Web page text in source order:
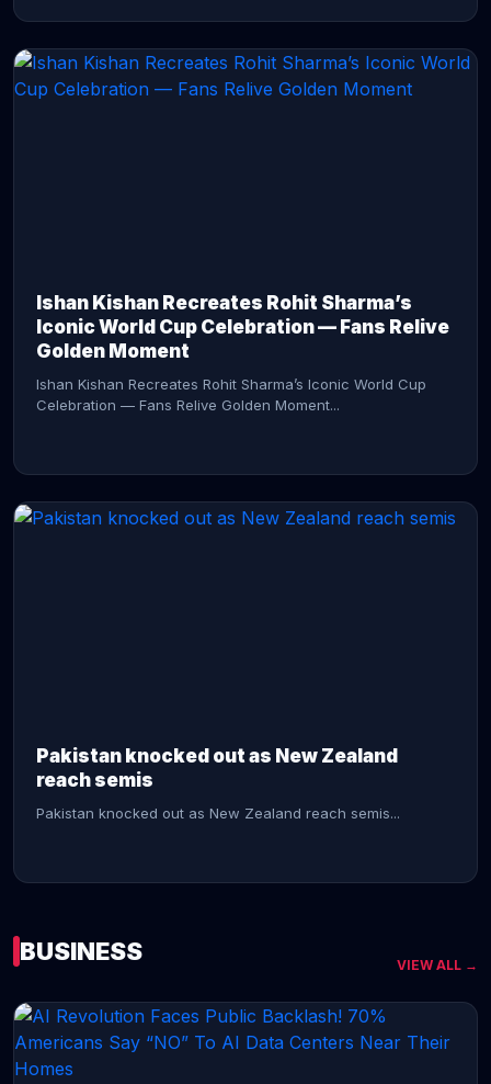
Ishan Kishan Recreates Rohit Sharma’s
Iconic World Cup Celebration — Fans Relive
Golden Moment
Ishan Kishan Recreates Rohit Sharma’s Iconic World Cup
Celebration — Fans Relive Golden Moment...
Pakistan knocked out as New Zealand
reach semis
Pakistan knocked out as New Zealand reach semis...
CONTINUE READING →
BUSINESS VIEW ALL →